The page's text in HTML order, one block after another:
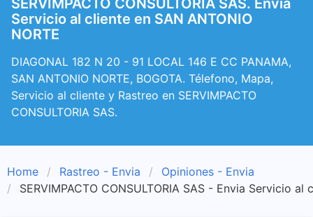
SERVIMPACTO CONSULTORIA SAS. Envia
Servicio al cliente en SAN ANTONIO
NORTE
DIAGONAL 182 N 20 - 91 LOCAL 146 E CC PANAMA,
SAN ANTONIO NORTE, BOGOTA. Télefono, Mapa,
Servicio al cliente y Rastreo en SERVIMPACTO
CONSULTORIA SAS.
Home Rastreo - Envia
Opiniones - Envia
SERVIMPACTO CONSULTORIA SAS - Envia Servicio al